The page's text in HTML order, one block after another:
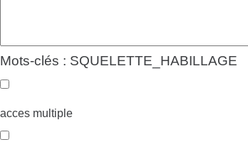
Mots-clés : SQUELETTE_HABILLAGE
acces multiple